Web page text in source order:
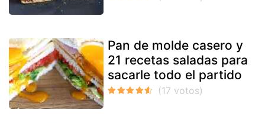
Pan de molde casero y
21 recetas saladas para
sacarle todo el partido